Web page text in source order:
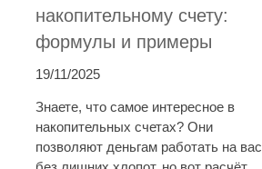
накопительному счету:
формулы и примеры
19/11/2025
Знаете, что самое интересное в
накопительных счетах? Они
позволяют деньгам работать на вас